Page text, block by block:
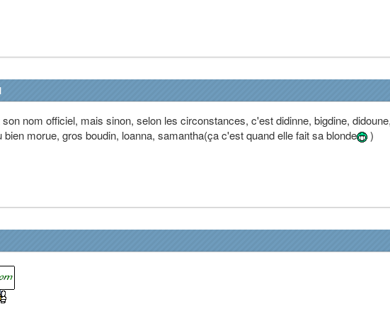
nom officiel, mais sinon, selon les circonstances, c'est didinne, bigdine,
bien morue, gros boudin, loanna, samantha(ça c'est quand elle fait sa blonde
)